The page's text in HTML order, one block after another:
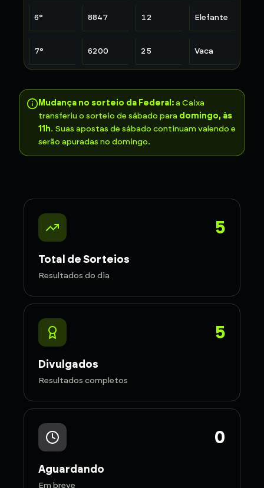
6° 8847 12 Elefante
7° 6200 25 Vaca
Mudança no sorteio da Federal:a Caixa
transferiu o sorteio de sábado para domingo, às
11h. Suas apostas de sábado continuam valendo e
serão apuradas no domingo.
5
Total de Sorteios
Resultados do dia
5
Divulgados
Resultados completos
0
Aguardando
Em breve